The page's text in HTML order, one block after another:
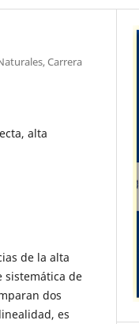
Carrera
alta
de la alta
sistemática de
dos
es